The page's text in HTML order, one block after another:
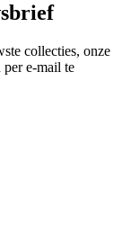
collecties, onze
per e-mail te